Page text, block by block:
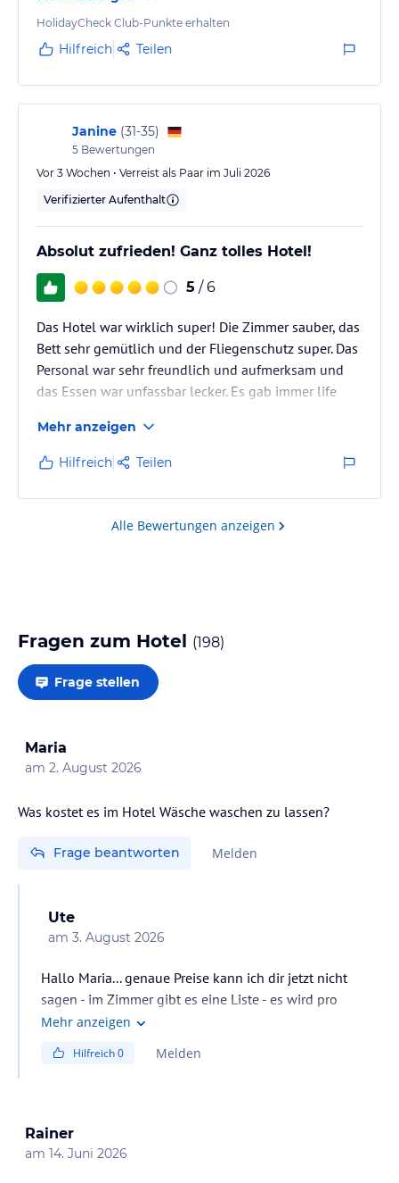
HolidayCheck Club-Punkte erhalten
Hilfreich Teilen
Janine (31-35)
5 Bewertungen
Vor 3 Wochen • Verreist als Paar im Juli 2026
Verifizierter Aufenthalt
Absolut zufrieden! Ganz tolles Hotel!
5 / 6
Das Hotel war wirklich super! Die Zimmer sauber, das
Bett sehr gemütlich und der Fliegenschutz super. Das
Personal war sehr freundlich und aufmerksam und
das Essen war unfassbar lecker. Es gab immer life
Marken sondern Coca Cola etc. Also wir waren
wirklich sehr zufrieden und absolut positiv
übberascht. Der Strandabschnitt ist auch super schön!
Mehr anzeigen
Hilfreich Teilen
Alle Bewertungen anzeigen
Fragen zum Hotel (198)
Frage stellen
Maria
am 2. August 2026
Was kostet es im Hotel Wäsche waschen zu lassen?
Frage beantworten Melden
Ute
am 3. August 2026
Hallo Maria... genaue Preise kann ich dir jetzt nicht
sagen - im Zimmer gibt es eine Liste - es wird pro
Wäschestück berechnet. Teuer ist das Waschen aber
Mehr anzeigen
Hilfreich0 Melden
Rainer
am 14. Juni 2026